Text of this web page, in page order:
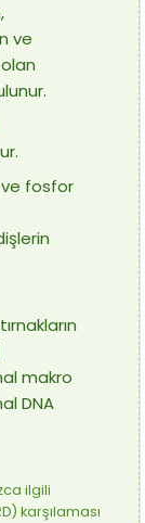
ve
fosfor
makro
DNA
ilgili
karşılaması